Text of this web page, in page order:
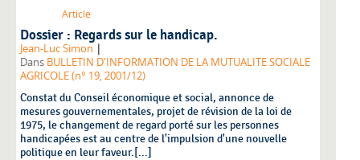
Article
Dossier : Regards sur le handicap.
Jean-Luc Simon |
Dans BULLETIN D'INFORMATION DE LA MUTUALITE SOCIALE
AGRICOLE (n° 19, 2001/12)
Constat du Conseil économique et social, annonce de
mesures gouvernementales, projet de révision de la loi de
1975, le changement de regard porté sur les personnes
handicapées est au centre de l'impulsion d'une nouvelle
politique en leur faveur.[...]